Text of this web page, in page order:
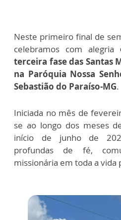
Neste primeiro final de
celebramos com alegria
terceira fase das Santas
na Paróquia Nossa
Sebastião do Paraíso-MG.
Iniciada no mês de
se ao longo dos meses
início de junho de
profundas de fé,
missionária em toda a vida